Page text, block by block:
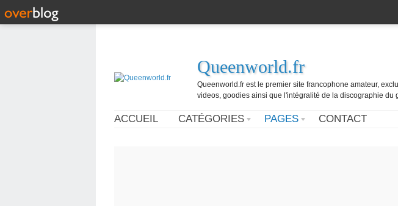
Queenworld.fr
Queenworld.fr est le premier site francophone amateur,
videos, goodies ainsi que l'intégralité de la discographie du
ACCUEIL CATÉGORIES PAGES CONTACT